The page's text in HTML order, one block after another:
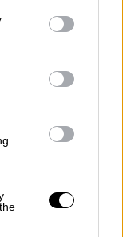
You may click to
party tags to
in below Google
και τους
ένα ξύλο.